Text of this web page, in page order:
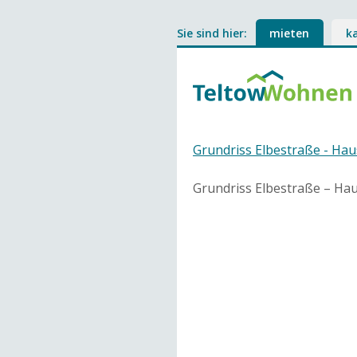
Sie sind hier: mieten
Grundriss Elbestraße -
Grundriss Elbestraße –